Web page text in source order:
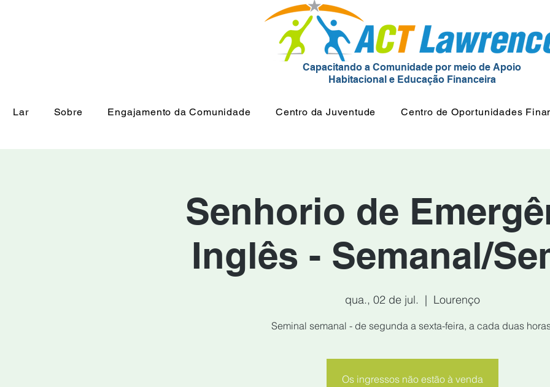
Capacitando a Comunidade por meio de Apoio
Habitacional e Educação Financeira
Lar Sobre Engajamento da Comunidade Centro da Juventude Centro de Oportunidades
Senhorio de
Inglês - Semanal/
qua., 02 de jul.
  |
Lourenço
Seminal semanal - de segunda a sexta-feira, a cada duas
Os ingressos não estão à venda